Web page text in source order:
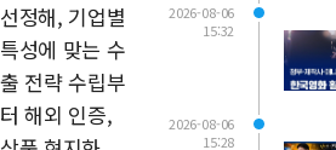
선정해, 기업별
특성에 맞는 수
출 전략 수립부
터 해외 인증,
2026-08-06
15:32
2026-08-06
15:28